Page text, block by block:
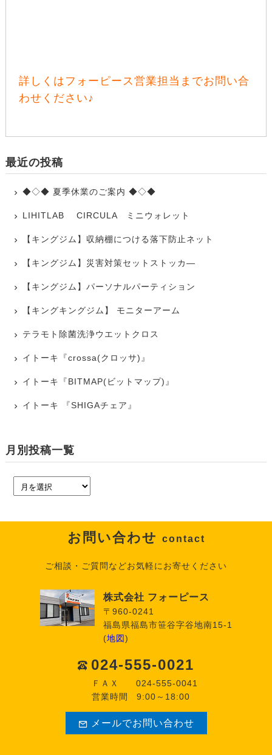
詳しくはフォーピース営業担当までお問い合
わせください♪
最近の投稿
◆◇◆ 夏季休業のご案内 ◆◇◆
LIHITLAB CIRCULA ミニウォレット
【キングジム】収納棚につける落下防止ネット
【キングジム】災害対策セットストッカ―
【キングジム】パーソナルパーティション
【キングキングジム】 モニターアーム
テラモト除菌洗浄ウエットクロス
イトーキ『crossa(クロッサ)』
イトーキ『BITMAP(ビットマップ)』
イトーキ 『SHIGAチェア』
月別投稿一覧
お問い合わせ contact
ご相談・ご質問などお気軽にお寄せください
株式会社 フォーピース
〒960-0241
福島県福島市笹谷字谷地南15-1
(地図)
024-555-0021
ＦＡＸ
024-555-0041
営業時間
9:00～18:00
メールでお問い合わせ